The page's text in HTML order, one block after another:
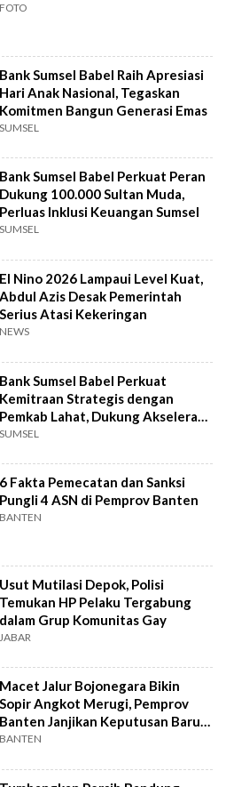
FOTO
Bank Sumsel Babel Raih Apresiasi
Hari Anak Nasional, Tegaskan
Komitmen Bangun Generasi Emas
SUMSEL
Bank Sumsel Babel Perkuat Peran
Dukung 100.000 Sultan Muda,
Perluas Inklusi Keuangan Sumsel
SUMSEL
El Nino 2026 Lampaui Level Kuat,
Abdul Azis Desak Pemerintah
Serius Atasi Kekeringan
NEWS
Bank Sumsel Babel Perkuat
Kemitraan Strategis dengan
Pemkab Lahat, Dukung Akselerasi
Ekonomi Daerah
SUMSEL
6 Fakta Pemecatan dan Sanksi
Pungli 4 ASN di Pemprov Banten
BANTEN
Usut Mutilasi Depok, Polisi
Temukan HP Pelaku Tergabung
dalam Grup Komunitas Gay
JABAR
Macet Jalur Bojonegara Bikin
Sopir Angkot Merugi, Pemprov
Banten Janjikan Keputusan Baru 4
Hari Lagi
BANTEN